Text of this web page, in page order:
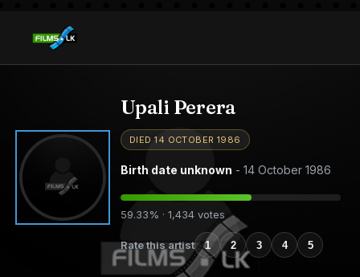
Upali Perera
DIED 14 OCTOBER 1986
Birth date unknown - 14 October 1986
59.33% · 1,434 votes
Rate this artist 1 2 3 4 5